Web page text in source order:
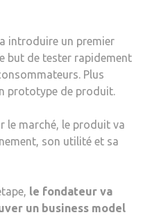
introduire un premier
but de tester rapidement
Plus
prototype de produit.
le marché, le produit va
son utilité et sa
le fondateur va
un business model